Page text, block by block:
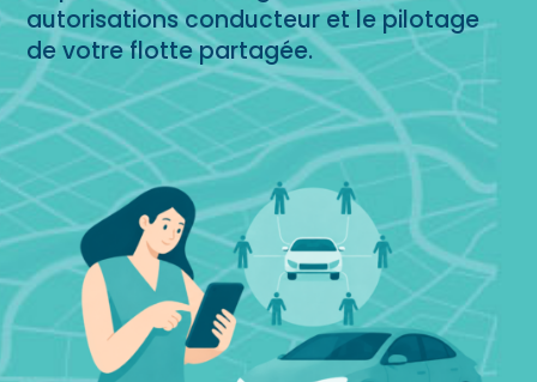
autorisations conducteur et le pilotage
de votre flotte partagée.